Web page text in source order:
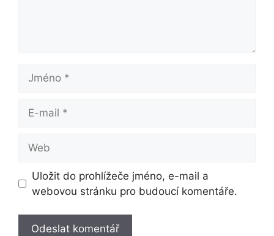
Jméno
mail
Uložit do prohlížeče jméno, e-mail a
webovou stránku pro budoucí komentáře.